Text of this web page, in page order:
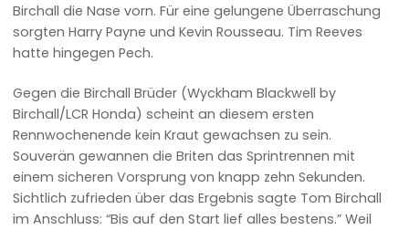
Birchall die Nase vorn. Für eine gelungene Überraschung
sorgten Harry Payne und Kevin Rousseau. Tim Reeves
hatte hingegen Pech.
Gegen die Birchall Brüder (Wyckham Blackwell by
Birchall/LCR Honda) scheint an diesem ersten
Rennwochenende kein Kraut gewachsen zu sein.
Souverän gewannen die Briten das Sprintrennen mit
einem sicheren Vorsprung von knapp zehn Sekunden.
Sichtlich zufrieden über das Ergebnis sagte Tom Birchall
im Anschluss: “Bis auf den Start lief alles bestens.” Weil